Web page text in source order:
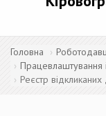
Головна
Працевлаштування
Реєстр відкликаних